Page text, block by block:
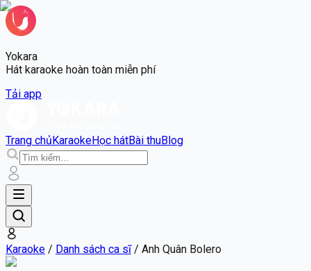
Yokara
Hát karaoke hoàn toàn miễn phí
Tải app
Trang chủKaraokeHọc hátBài thuBlog
Karaoke / Danh sách ca sĩ/ Anh Quân Bolero